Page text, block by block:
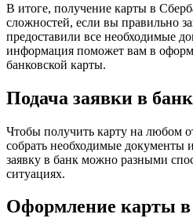
В итоге, получение карты в
сложностей, если вы правильно
предоставили все необходимые
информация поможет вам в
банковской карты.
Подача заявки в банк
Чтобы получить карту на любом
собрать необходимые документы
заявку в банк можно разными
ситуациях.
Оформление карты в